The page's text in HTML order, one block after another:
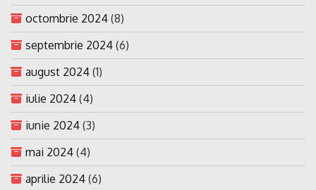
octombrie 2024 (8)
septembrie 2024 (6)
august 2024 (1)
iulie 2024 (4)
iunie 2024 (3)
mai 2024 (4)
aprilie 2024 (6)